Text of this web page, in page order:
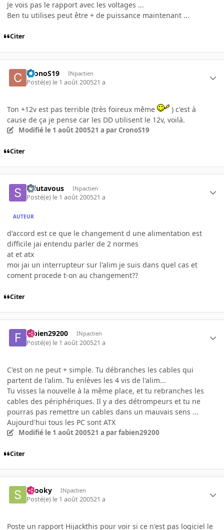
Je vois pas le rapport avec les voltages ...
Ben tu utilises peut être + de puissance maintenant ...
Citer
CronoS19 INpactien
Posté(e) le 1 août 200521 a
Ton +12v est pas terrible (très foireux même
) c'est à
cause de ça je pense car les DD utilisent le 12v, voilà.
Modifié le 1 août 200521 a par CronoS19
Citer
salutavous INpactien
Posté(e) le 1 août 200521 a
AUTEUR
d'accord est ce que le changement d une alimentation est
difficile jai entendu parler de 2 normes
at et atx
moi jai un interrupteur sur l'alim je suis dans quel cas et
coment procede t-on au changement??
Citer
fabien29200 INpactien
Posté(e) le 1 août 200521 a
C'est on ne peut + simple. Tu débranches les cables qui
partent de l'alim. Tu enlèves les 4 vis de l'alim...
Tu visses la nouvelle à la même place, et tu rebranches les
cables des périphériques. Il y a des détrompeurs et tu ne
pourras pas remettre un cables dans un mauvais sens ...
Aujourd'hui tous les PC sont ATX
Modifié le 1 août 200521 a par fabien29200
Citer
snooky INpactien
Posté(e) le 1 août 200521 a
Poste un rapport Hijackthis pour voir si ce n'est pas logiciel le